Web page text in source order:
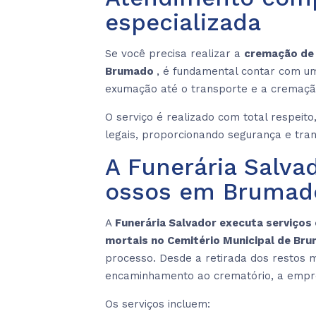
especializada
Se você precisa realizar a cremação
Brumado , é fundamental contar com
exumação até o transporte e a
O serviço é realizado com total
legais, proporcionando segurança e
A Funerária
ossos em
A Funerária Salvador executa
mortais no Cemitério Municipal de
processo. Desde a retirada dos restos
encaminhamento ao crematório, a
Os serviços incluem: